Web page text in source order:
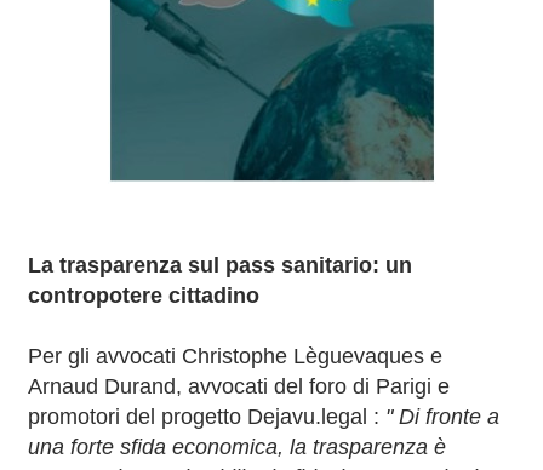
La trasparenza sul pass sanitario: un
contropotere cittadino
Per gli avvocati Christophe Lèguevaques e
Arnaud Durand, avvocati del foro di Parigi e
promotori del progetto Dejavu.legal : " Di fronte a
una forte sfida economica, la trasparenza è